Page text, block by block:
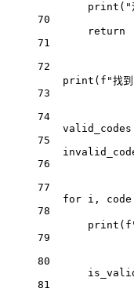
print ( "
70
return
71
72
print ( f "找到
73
74
valid_codes
75
76
77
for i, code
78
print ( f
79
80
81